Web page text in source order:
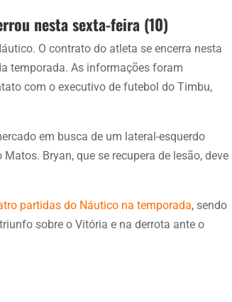
nesta sexta-feira (10)
O contrato do atleta se encerra nesta
temporada. As informações foram
com o executivo de futebol do Timbu,
em busca de um lateral-esquerdo
Bryan, que se recupera de lesão, deve
partidas do Náutico na temporada, sendo
sobre o Vitória e na derrota ante o